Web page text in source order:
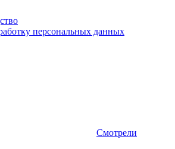
персональных данных
Смотрели